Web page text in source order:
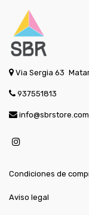
Via Sergia 63
937551813
info@sbrstore.com
Condiciones de
Aviso legal